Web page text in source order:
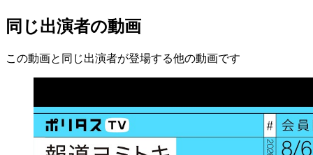
同じ出演者の動画
この動画と同じ出演者が登場する他の動画です